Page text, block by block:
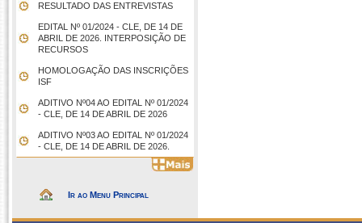
RESULTADO DAS ENTREVISTAS
EDITAL Nº 01/2024 - CLE, DE 14 DE
ABRIL DE 2026. INTERPOSIÇÃO DE
RECURSOS
HOMOLOGAÇÃO DAS INSCRIÇÕES
ISF
ADITIVO Nº04 AO EDITAL Nº 01/2024
- CLE, DE 14 DE ABRIL DE 2026
ADITIVO Nº03 AO EDITAL Nº 01/2024
- CLE, DE 14 DE ABRIL DE 2026.
Ir ao Menu Principal